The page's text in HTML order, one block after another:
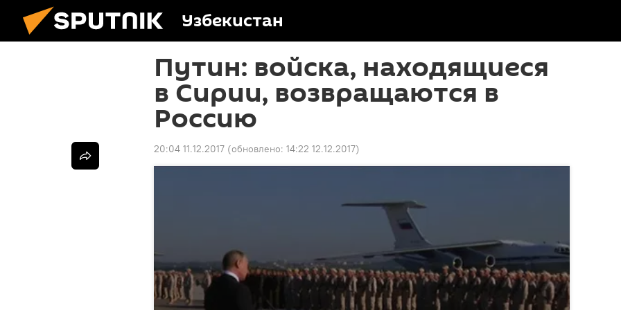
Узбекистан
Путин: войска, находящиеся
в Сирии, возвращаются в
Россию
20:04 11.12.2017 (обновлено: 14:22 12.12.2017)